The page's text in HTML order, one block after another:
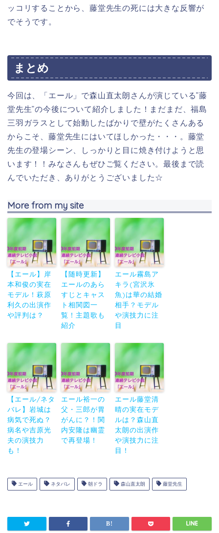
ッコリすることから、藤堂先生の死には大きな反響が
でそうです。
まとめ
今回は、「エール」で森山直太朗さんが演じている”藤
堂先生”の今後について紹介しました！まだまだ、福島
三羽ガラスとして始動したばかりで壁がたくさんある
からこそ、藤堂先生にはいてほしかった・・・。藤堂
先生の登場シーン、しっかりと目に焼き付けようと思
います！！みなさんもぜひご覧ください。最後まで読
んでいただき、ありがとうございました☆
More from my site
【エール】岸
本和俊の実在
モデル！萩原
利久の出演作
や評判は？
【随時更新】
エールのあら
すじとキャス
ト相関図一
覧！主題歌も
紹介
エール霧島ア
キラ(宮沢氷
魚)は華の結婚
相手？モデル
や演技力に注
目
【エール/ネタ
バレ】岩城は
病気で死ぬ？
病名や吉原光
夫の演技力
も！
エール裕一の
父・三郎が胃
がんに？！関
内安隆は幽霊
で再登場！
エール藤堂清
晴の実在モデ
ルは？森山直
太朗の出演作
や演技力に注
目！
エール ネタバレ 朝ドラ 森山直太朗 藤堂先生